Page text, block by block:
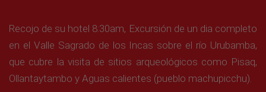
Recojo de su hotel 8:30am, Excursión de un dia completo
en el Valle Sagrado de los Incas sobre el río Urubamba,
que cubre la visita de sitios arqueológicos como Pisaq,
Ollantaytambo y Aguas calientes (pueblo machupicchu).